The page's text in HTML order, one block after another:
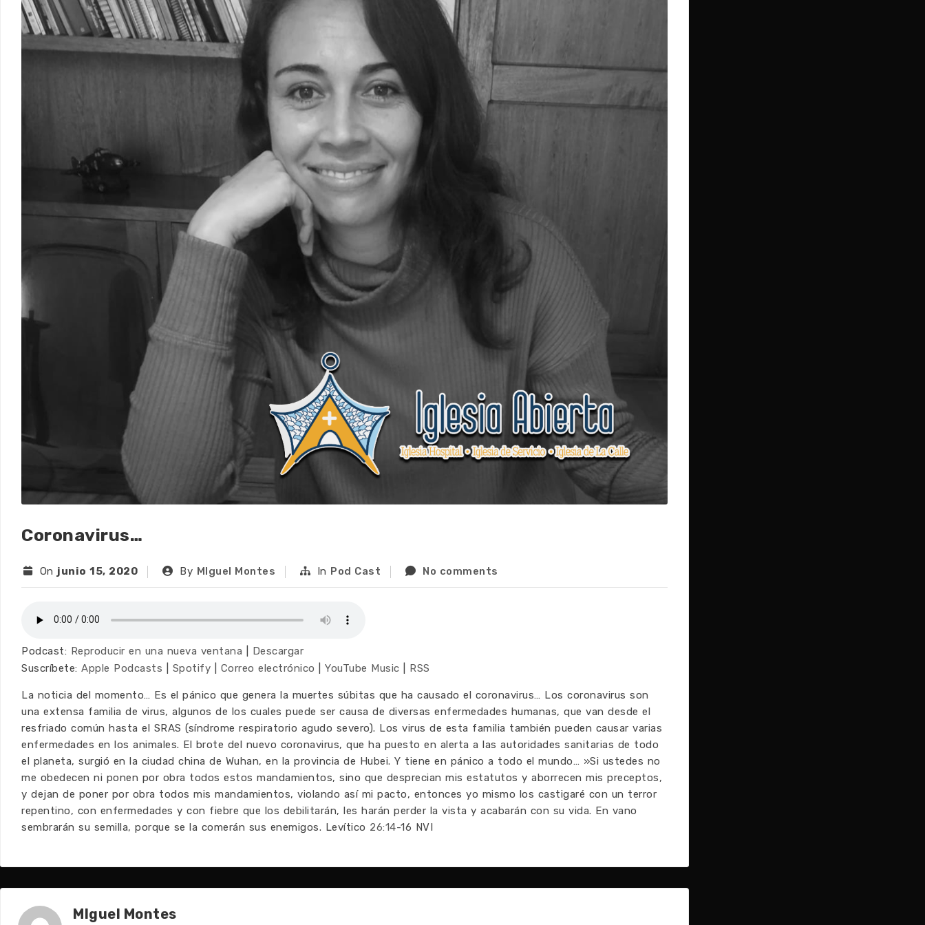
Coronavirus…
On junio 15, 2020 By MIguel Montes In Pod Cast No comments
Podcast: Reproducir en una nueva ventana
Descargar
Suscríbete: Apple Podcasts Spotify Correo electrónico YouTube Music RSS
La noticia del momento… Es el pánico que genera la muertes súbitas que ha causado el coronavirus… Los coronavirus son
una extensa familia de virus, algunos de los cuales puede ser causa de diversas enfermedades humanas, que van desde el
resfriado común hasta el SRAS (síndrome respiratorio agudo severo). Los virus de esta familia también pueden causar varias
enfermedades en los animales. El brote del nuevo coronavirus, que ha puesto en alerta a las autoridades sanitarias de todo
el planeta, surgió en la ciudad china de Wuhan, en la provincia de Hubei. Y tiene en pánico a todo el mundo… »Si ustedes no
me obedecen ni ponen por obra todos estos mandamientos, sino que desprecian mis estatutos y aborrecen mis preceptos,
y dejan de poner por obra todos mis mandamientos, violando así mi pacto, entonces yo mismo los castigaré con un terror
repentino, con enfermedades y con fiebre que los debilitarán, les harán perder la vista y acabarán con su vida. En vano
sembrarán su semilla, porque se la comerán sus enemigos. Levítico 26:14-16 NVI
MIguel Montes